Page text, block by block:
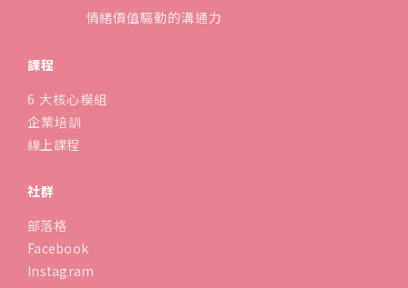
情緒價值驅動的溝通力
課程
6 大核心模組
企業培訓
線上課程
社群
部落格
Facebook
Instagram